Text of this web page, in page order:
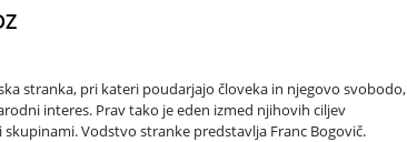
stranka, pri kateri poudarjajo človeka in njegovo svobodo,
interes. Prav tako je eden izmed njihovih ciljev
Vodstvo stranke predstavlja Franc Bogovič.